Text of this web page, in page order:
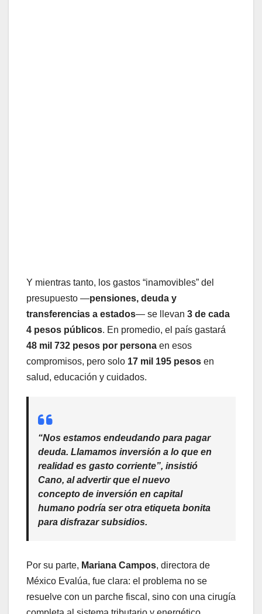
Y mientras tanto, los gastos “inamovibles” del
presupuesto —pensiones, deuda y
transferencias a estados— se llevan 3 de cada
4 pesos públicos. En promedio, el país gastará
48 mil 732 pesos por persona en esos
compromisos, pero solo 17 mil 195 pesos en
salud, educación y cuidados.
“Nos estamos endeudando para pagar
deuda. Llamamos inversión a lo que en
realidad es gasto corriente”, insistió
Cano, al advertir que el nuevo
concepto de inversión en capital
humano podría ser otra etiqueta bonita
para disfrazar subsidios.
Por su parte, Mariana Campos, directora de
México Evalúa, fue clara: el problema no se
resuelve con un parche fiscal, sino con una cirugía